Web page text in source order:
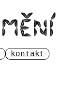
kontakt